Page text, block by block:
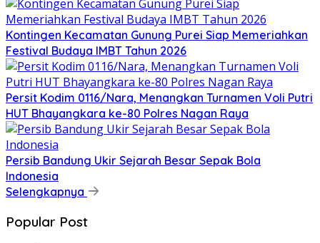
Kontingen Kecamatan Gunung Purei Siap Memeriahkan
Festival Budaya IMBT Tahun 2026
Persit Kodim 0116/Nara, Menangkan Turnamen Voli Putri
HUT Bhayangkara ke-80 Polres Nagan Raya
Persib Bandung Ukir Sejarah Besar Sepak Bola
Indonesia
Selengkapnya
Popular Post